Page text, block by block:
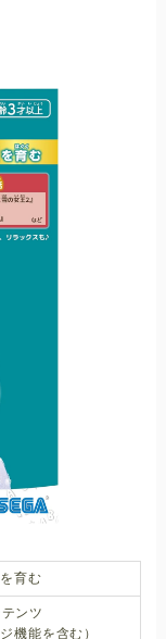
育む
ンツ
機能を含む）